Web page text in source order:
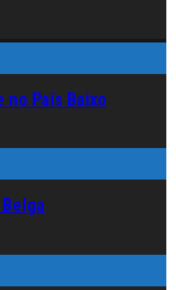
no País Baixo